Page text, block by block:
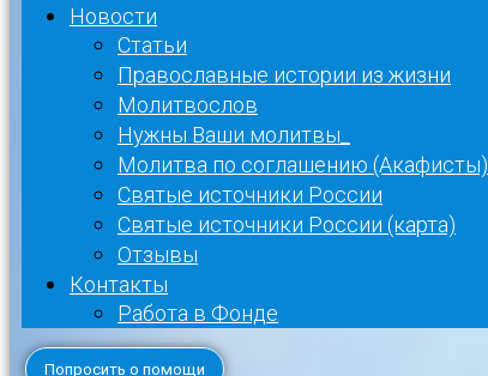
Новости
Статьи
Православные истории из жизни
Молитвослов
Нужны Ваши молитвы_
Молитва по соглашению (Акафисты)
Святые источники России
Святые источники России (карта)
Отзывы
Контакты
Работа в Фонде
Попросить о помощи